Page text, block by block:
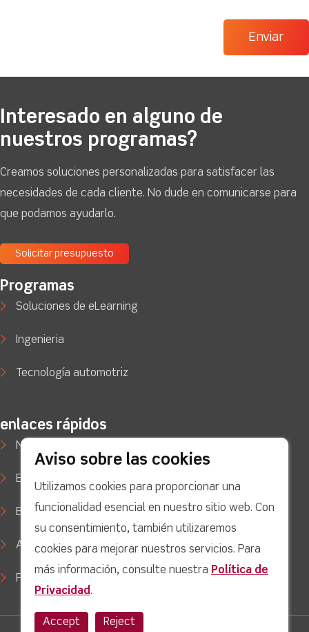
Interesado en alguno de
nuestros programas?
Creamos soluciones personalizadas para satisfacer las
necesidades de cada cliente. No dude en comunicarse para
que podamos ayudarlo.
Solicitar presupuesto
Programas
Soluciones de eLearning
Ingenieria
Tecnología automotriz
enlaces rápidos
Noticias
Estudios de caso
Blog
Apoyo
Política de privacidad
Aviso sobre las cookies
Utilizamos cookies para proporcionar una
funcionalidad esencial en nuestro sitio web. Con
su consentimiento, también utilizaremos
cookies para mejorar nuestros servicios. Para
más información, consulte nuestra Política de
Privacidad.
Accept Reject